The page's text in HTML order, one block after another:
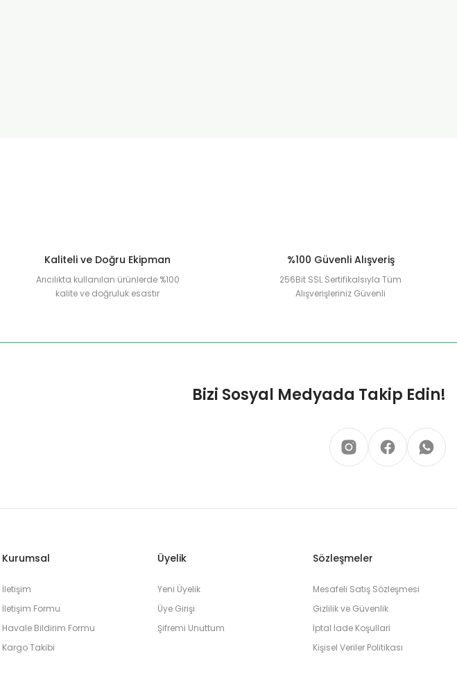
Kaliteli ve Doğru Ekipman
Arıcılıkta kullanılan ürünlerde %100
kalite ve doğruluk esastır
%100 Güvenli Alışveriş
256Bit SSL Sertifikalsıyla Tüm
Alışverişleriniz Güvenli
Bizi Sosyal Medyada Takip Edin!
Kurumsal
İletişim
İletişim Formu
Havale Bildirim Formu
Kargo Takibi
Üyelik
Yeni Üyelik
Üye Girişi
Şifremi Unuttum
Sözleşmeler
Mesafeli Satış Sözleşmesi
Gizlilik ve Güvenlik
İptal İade Koşullari
Kişisel Veriler Politikası